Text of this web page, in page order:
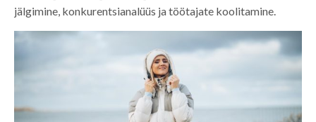
jälgimine, konkurentsianalüüs ja töötajate koolitamine.